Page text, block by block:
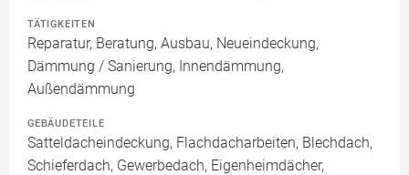
TÄTIGKEITEN
Reparatur, Beratung, Ausbau, Neueindeckung,
Dämmung / Sanierung, Innendämmung,
Außendämmung
GEBÄUDETEILE
Satteldacheindeckung, Flachdacharbeiten, Blechdach,
Schieferdach, Gewerbedach, Eigenheimdächer,